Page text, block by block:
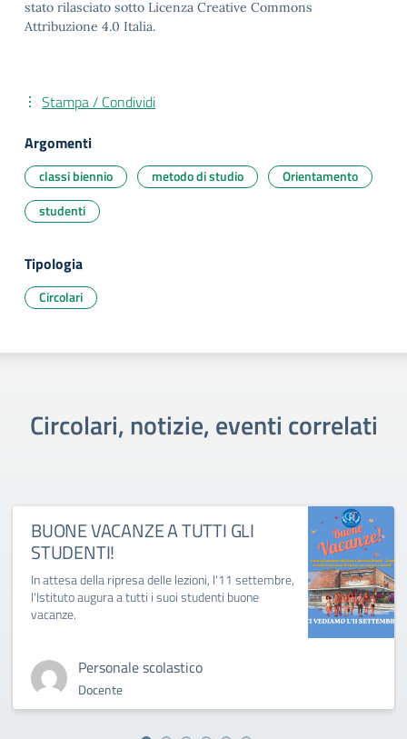
stato rilasciato sotto Licenza Creative Commons
Attribuzione 4.0 Italia.
Stampa / Condividi
Argomenti
classi biennio metodo di studio
Orientamento
studenti
Tipologia
Circolari
Circolari, notizie, eventi correlati
BUONE VACANZE A TUTTI GLI
STUDENTI!
In attesa della ripresa delle lezioni, l'11 settembre,
l'Istituto augura a tutti i suoi studenti buone
vacanze.
Personale scolastico
Docente